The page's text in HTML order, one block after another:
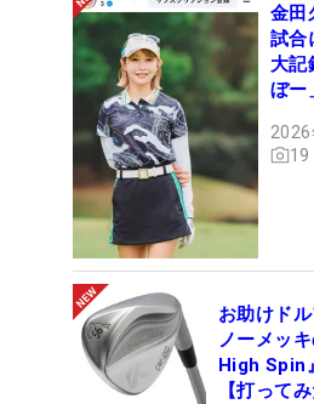
金田
試合
大記
ぼー
19
お助けド
ノーメッ
High Spin
【打ってみ